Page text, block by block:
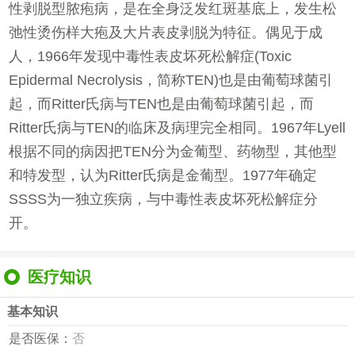
性剥脱型脓疱病，是在全身泛发红斑基底上，发生松
弛性烫伤样大疱及大片表皮剥脱为特征。偶见于成
人，1966年发现中毒性表皮坏死松解症(Toxic
Epidermal Necrolysis，简称TEN)也是由葡萄球菌引
起，而Ritter氏病与TEN也是由葡萄球菌引起，而
Ritter氏病与TEN的临床及病理完全相同。1967年Lyell
根据不同的病因把TEN分为金葡型、药物型，其他型
和特发型，认为Ritter氏病是金葡型。1977年确定
SSSS为一独立疾病，与中毒性表皮坏死松解症分
开。
医疗知识
基本知识
是否医保： 否